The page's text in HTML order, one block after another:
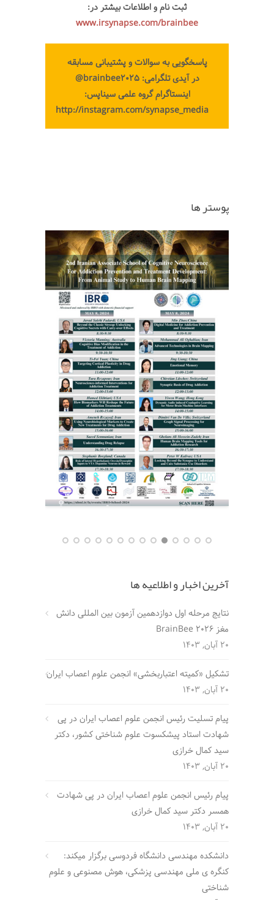
ثبت نام و اطلاعات بیشتر در:
www.irsynapse.com/brainbee
پاسخگویی به سوالات و پشتیبانی مسابقه
در آیدی تلگرامی: brainbee2025@
اینستاگرام گروه علمی سیناپس:
http://instagram.com/synapse_media
پوستر ها
آخرین اخبار و اطلاعیه ها
نتایج مرحله اول دوازدهمین آزمون بین المللی دانش
مغز BrainBee 2026
20 آبان, 1403
تشکیل «کمیته اعتباربخشی» انجمن علوم اعصاب ایران
20 آبان, 1403
پیام تسلیت رئیس انجمن علوم اعصاب ایران در پی
شهادت استاد پیشکسوت علوم شناختی کشور، دکتر
سید کمال خرازی
20 آبان, 1403
پیام رئیس انجمن علوم اعصاب ایران در پی شهادت
همسر دکتر سید کمال خرازی
20 آبان, 1403
دانشکده مهندسی دانشگاه فردوسی برگزار میکند:
کنگره ی ملی مهندسی پزشکی، هوش مصنوعی و علوم
شناختی